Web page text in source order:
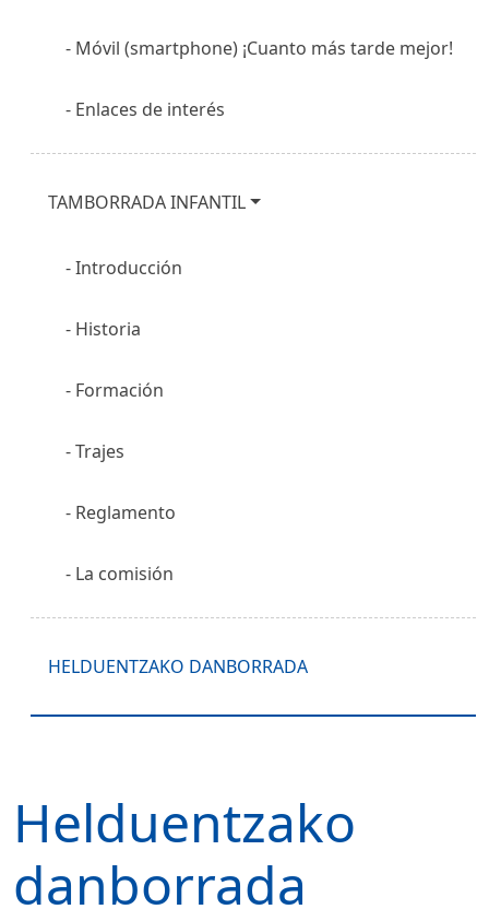
Helduentzako
danborrada
Móvil (smartphone) ¡Cuanto más tarde mejor!
Enlaces de interés
TAMBORRADA INFANTIL
Introducción
Historia
Formación
Trajes
Reglamento
La comisión
HELDUENTZAKO DANBORRADA